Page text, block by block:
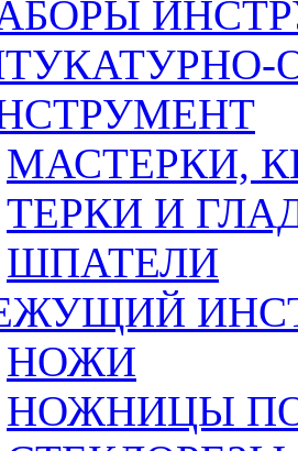
МАСТЕРКИ,
ТЕРКИ И
ШПАТЕЛИ
НОЖИ
НОЖНИЦЫ